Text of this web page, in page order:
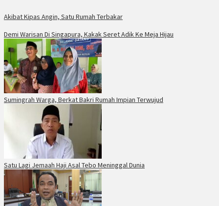
Akibat Kipas Angin, Satu Rumah Terbakar
Demi Warisan Di Singapura, Kakak Seret Adik Ke Meja Hijau
Sumingrah Warga, Berkat Bakri Rumah Impian Terwujud
Satu Lagi Jemaah Haji Asal Tebo Meninggal Dunia